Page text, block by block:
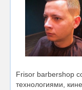
Frisor barbershop
технологиями,